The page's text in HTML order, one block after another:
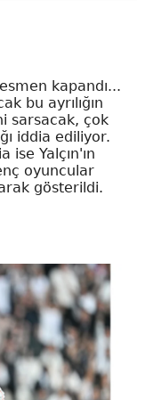
kapandı...
bu ayrılığın
sarsacak, çok
iddia ediliyor.
ise Yalçın'ın
oyuncular
gösterildi.